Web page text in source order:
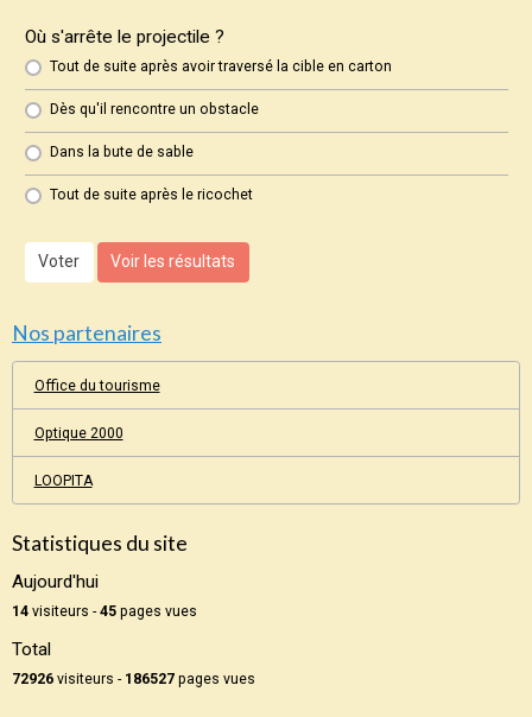
Où s'arrête le projectile ?
Tout de suite après avoir traversé la cible en carton
Dès qu'il rencontre un obstacle
Dans la bute de sable
Tout de suite après le ricochet
Voter Voir les résultats
Nos partenaires
Office du tourisme
Optique 2000
LOOPITA
Statistiques du site
Aujourd'hui
14 visiteurs -45 pages vues
Total
72926 visiteurs - 186527 pages vues